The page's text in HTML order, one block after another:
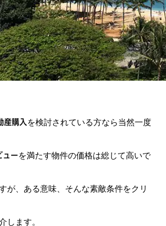
産購入 を検討されている方なら当然一度
ューを満たす物件の価格は総じて高いで
が、ある意味、そんな素敵条件をクリ
します。